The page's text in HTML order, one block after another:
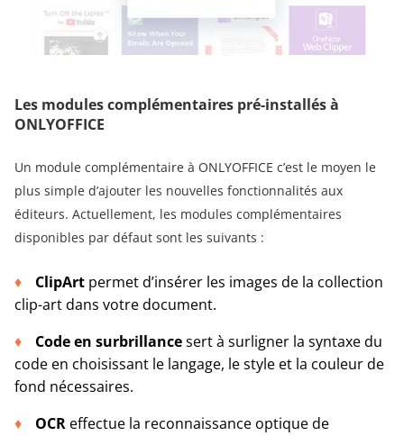
Les modules complémentaires pré-installés à
ONLYOFFICE
Un module complémentaire à ONLYOFFICE c’est le moyen le
plus simple d’ajouter les nouvelles fonctionnalités aux
éditeurs. Actuellement, les modules complémentaires
disponibles par défaut sont les suivants :
ClipArt permet d’insérer les images de la collection
clip-art dans votre document.
Code en surbrillancesert à surligner la syntaxe du
code en choisissant le langage, le style et la couleur de
fond nécessaires.
OCR effectue la reconnaissance optique de